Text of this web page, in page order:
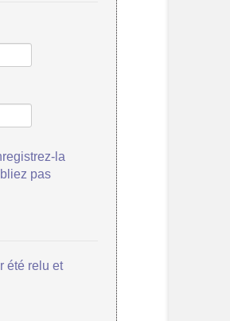
la
pas
été relu et